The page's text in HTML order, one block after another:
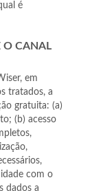
é
O CANAL
em
tratados, a
gratuita: (a)
(b) acesso
com o
dados a